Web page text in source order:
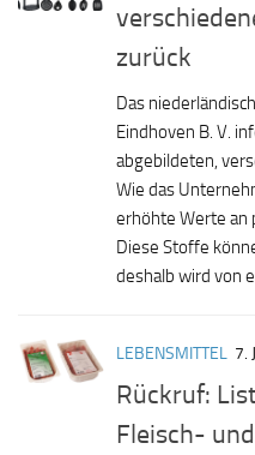
zurück
Das
Eindhoven B. V.
abgebildeten,
Wie das
erhöhte Werte an
Diese Stoffe
deshalb wird von
LEBENSMITTEL 7.
Rückruf:
Fleisch-